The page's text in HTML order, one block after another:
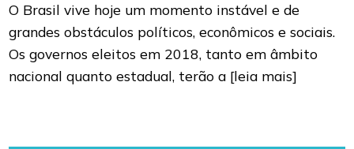
O Brasil vive hoje um momento instável e de
grandes obstáculos políticos, econômicos e sociais.
Os governos eleitos em 2018, tanto em âmbito
nacional quanto estadual, terão a [leia mais]